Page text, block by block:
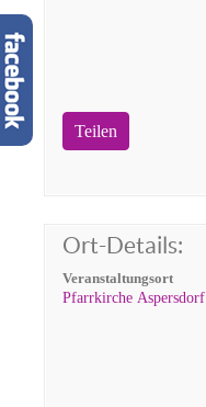
Teilen
Ort-Details:
Veranstaltungsort
Pfarrkirche